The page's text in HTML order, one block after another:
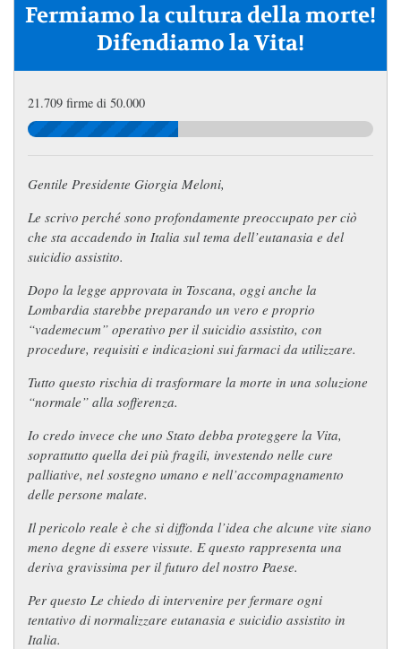
Fermiamo la cultura della morte!
Difendiamo la Vita!
21.709 firme di 50.000
Gentile Presidente Giorgia Meloni,
Le scrivo perché sono profondamente preoccupato per ciò
che sta accadendo in Italia sul tema dell’eutanasia e del
suicidio assistito.
Dopo la legge approvata in Toscana, oggi anche la
Lombardia starebbe preparando un vero e proprio
“vademecum” operativo per il suicidio assistito, con
procedure, requisiti e indicazioni sui farmaci da utilizzare.
Tutto questo rischia di trasformare la morte in una soluzione
“normale” alla sofferenza.
Io credo invece che uno Stato debba proteggere la Vita,
soprattutto quella dei più fragili, investendo nelle cure
palliative, nel sostegno umano e nell’accompagnamento
delle persone malate.
Il pericolo reale è che si diffonda l’idea che alcune vite siano
meno degne di essere vissute. E questo rappresenta una
deriva gravissima per il futuro del nostro Paese.
Per questo Le chiedo di intervenire per fermare ogni
tentativo di normalizzare eutanasia e suicidio assistito in
Italia.